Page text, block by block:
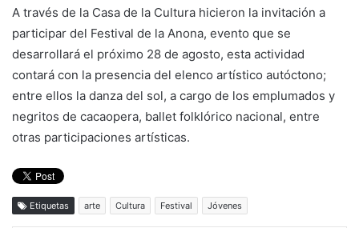
A través de la Casa de la Cultura hicieron la invitación a
participar del Festival de la Anona, evento que se
desarrollará el próximo 28 de agosto, esta actividad
contará con la presencia del elenco artístico autóctono;
entre ellos la danza del sol, a cargo de los emplumados y
negritos de cacaopera, ballet folklórico nacional, entre
otras participaciones artísticas.
Etiquetas arte Cultura Festival Jóvenes